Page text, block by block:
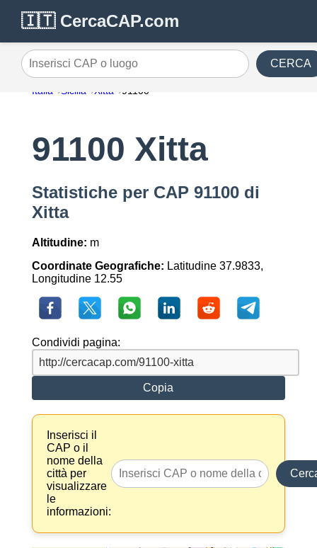
🇮🇹 CercaCAP.com
Inserisci CAP o luogo CERCA
Italia Sicilia Xitta 91100
91100 Xitta
Statistiche per CAP 91100 di
Xitta
Altitudine: m
Coordinate Geografiche: Latitudine 37.9833,
Longitudine 12.55
Condividi pagina:
Copia
Inserisci il
CAP o il
nome della
città per
visualizzare
le
informazioni: